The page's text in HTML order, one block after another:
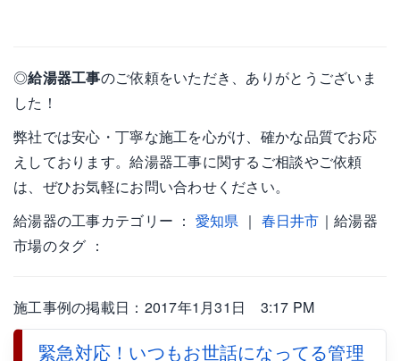
◎給湯器工事のご依頼をいただき、ありがとうございま
した！
弊社では安心・丁寧な施工を心がけ、確かな品質でお応
えしております。給湯器工事に関するご相談やご依頼
は、ぜひお気軽にお問い合わせください。
給湯器の工事カテゴリー ： 愛知県 ｜ 春日井市 ｜給湯器
市場のタグ ：
施工事例の掲載日：2017年1月31日 3:17 PM
緊急対応！いつもお世話になってる管理